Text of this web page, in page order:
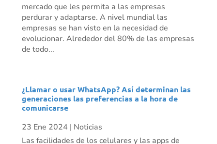
mercado que les permita a las empresas
perdurar y adaptarse. A nivel mundial las
empresas se han visto en la necesidad de
evolucionar. Alrededor del 80% de las empresas
de todo...
¿Llamar o usar WhatsApp? Así determinan las
generaciones las preferencias a la hora de
comunicarse
23 Ene 2024 | Noticias
Las facilidades de los celulares y las apps de